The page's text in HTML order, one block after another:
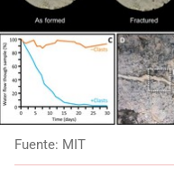
Fuente: MIT